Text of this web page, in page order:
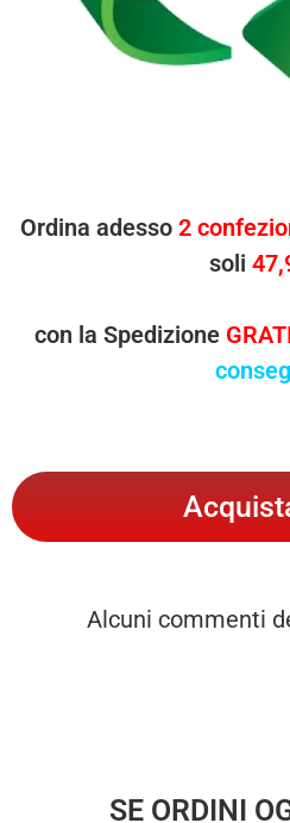
Ordina adesso 2
soli
con la Spedizione
Alcuni commenti
SE ORDINI